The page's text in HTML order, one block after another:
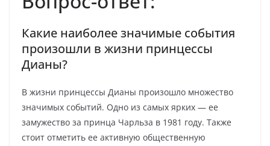
Какие наиболее значимые события
произошли в жизни принцессы
Дианы?
В жизни принцессы Дианы произошло множество
значимых событий. Одно из самых ярких — ее
замужество за принца Чарльза в 1981 году. Также
стоит отметить ее активную общественную